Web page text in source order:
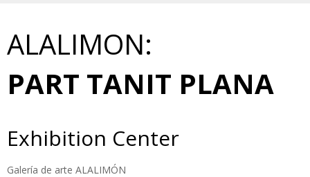
ALALIMON:
PART TANIT PLANA
Exhibition Center
Galería de arte ALALIMÓN